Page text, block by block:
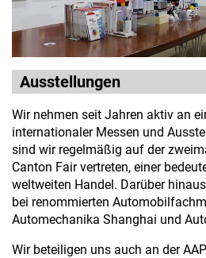
Ausstellungen
Wir nehmen seit Jahren aktiv an
internationaler Messen und
sind wir regelmäßig auf der
Canton Fair vertreten, einer
weltweiten Handel. Darüber
bei renommierten
Automechanika Shanghai und
Wir beteiligen uns auch an der